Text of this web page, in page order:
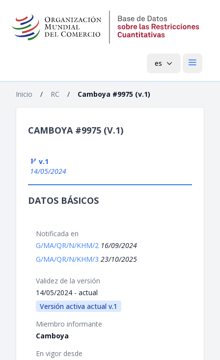
es Menú
Inicio / RC / Camboya #9975 (v.1)
CAMBOYA #9975 (V.1)
v.1
14/05/2024
DATOS BÁSICOS
Notificada en
G/MA/QR/N/KHM/2 16/09/2024
G/MA/QR/N/KHM/3 23/10/2025
Validez de la versión
14/05/2024 - actual
Versión activa actual v.1
Miembro informante
Camboya
En vigor desde